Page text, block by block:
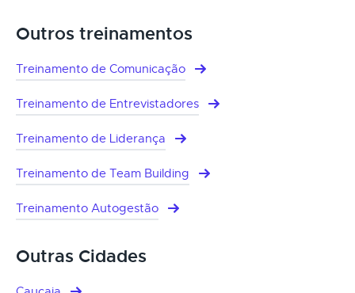
Outros treinamentos
Treinamento de Comunicação
Treinamento de Entrevistadores
Treinamento de Liderança
Treinamento de Team Building
Treinamento Autogestão
Outras Cidades